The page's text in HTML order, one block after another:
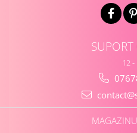
12 -